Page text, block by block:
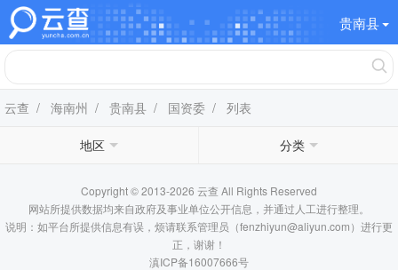
贵南县
云查 / 海南州 / 贵南县 / 国资委 / 列表
地区 分类
Copyright © 2013-2026 云查 All Rights Reserved
网站所提供数据均来自政府及事业单位公开信息，并通过人工进行整理。
说明：如平台所提供信息有误，烦请联系管理员（fenzhiyun@aliyun.com）进行更
正，谢谢！
滇ICP备16007666号